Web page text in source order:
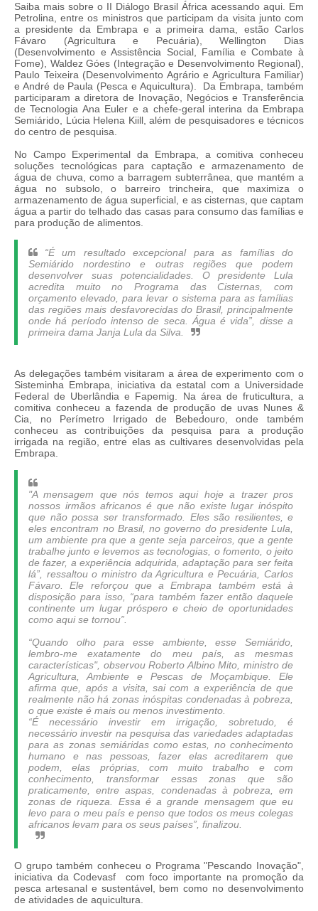
Saiba mais sobre o II Diálogo Brasil África acessando aqui. Em
Petrolina, entre os ministros que participam da visita junto com
a presidente da Embrapa e a primeira dama, estão Carlos
Fávaro (Agricultura e Pecuária), Wellington Dias
(Desenvolvimento e Assistência Social, Família e Combate à
Fome), Waldez Góes (Integração e Desenvolvimento Regional),
Paulo Teixeira (Desenvolvimento Agrário e Agricultura Familiar)
e André de Paula (Pesca e Aquicultura). Da Embrapa, também
participaram a diretora de Inovação, Negócios e Transferência
de Tecnologia Ana Euler e a chefe-geral interina da Embrapa
Semiárido, Lúcia Helena Kiill, além de pesquisadores e técnicos
do centro de pesquisa.
No Campo Experimental da Embrapa, a comitiva conheceu
soluções tecnológicas para captação e armazenamento de
água de chuva, como a barragem subterrânea, que mantém a
água no subsolo, o barreiro trincheira, que maximiza o
armazenamento de água superficial, e as cisternas, que captam
água a partir do telhado das casas para consumo das famílias e
para produção de alimentos.
“É um resultado excepcional para as famílias do
Semiárido nordestino e outras regiões que podem
desenvolver suas potencialidades. O presidente Lula
acredita muito no Programa das Cisternas, com
orçamento elevado, para levar o sistema para as famílias
das regiões mais desfavorecidas do Brasil, principalmente
onde há período intenso de seca. Água é vida”, disse a
primeira dama Janja Lula da Silva.
As delegações também visitaram a área de experimento com o
Sisteminha Embrapa, iniciativa da estatal com a Universidade
Federal de Uberlândia e Fapemig. Na área de fruticultura, a
comitiva conheceu a fazenda de produção de uvas Nunes &
Cia, no Perímetro Irrigado de Bebedouro, onde também
conheceu as contribuições da pesquisa para a produção
irrigada na região, entre elas as cultivares desenvolvidas pela
Embrapa.
"A mensagem que nós temos aqui hoje a trazer pros
nossos irmãos africanos é que não existe lugar inóspito
que não possa ser transformado. Eles são resilientes, e
eles encontram no Brasil, no governo do presidente Lula,
um ambiente pra que a gente seja parceiros, que a gente
trabalhe junto e levemos as tecnologias, o fomento, o jeito
de fazer, a experiência adquirida, adaptação para ser feita
lá”, ressaltou o ministro da Agricultura e Pecuária, Carlos
Fávaro. Ele reforçou que a Embrapa também está à
disposição para isso, “para também fazer então daquele
continente um lugar próspero e cheio de oportunidades
como aqui se tornou”.
“Quando olho para esse ambiente, esse Semiárido,
lembro-me exatamente do meu país, as mesmas
características", observou Roberto Albino Mito, ministro de
Agricultura, Ambiente e Pescas de Moçambique. Ele
afirma que, após a visita, sai com a experiência de que
realmente não há zonas inóspitas condenadas à pobreza,
o que existe é mais ou menos investimento.
“É necessário investir em irrigação, sobretudo, é
necessário investir na pesquisa das variedades adaptadas
para as zonas semiáridas como estas, no conhecimento
humano e nas pessoas, fazer elas acreditarem que
podem, elas próprias, com muito trabalho e com
conhecimento, transformar essas zonas que são
praticamente, entre aspas, condenadas à pobreza, em
zonas de riqueza. Essa é a grande mensagem que eu
levo para o meu país e penso que todos os meus colegas
africanos levam para os seus países”, finalizou.
O grupo também conheceu o Programa "Pescando Inovação",
iniciativa da Codevasf com foco importante na promoção da
pesca artesanal e sustentável, bem como no desenvolvimento
de atividades de aquicultura.